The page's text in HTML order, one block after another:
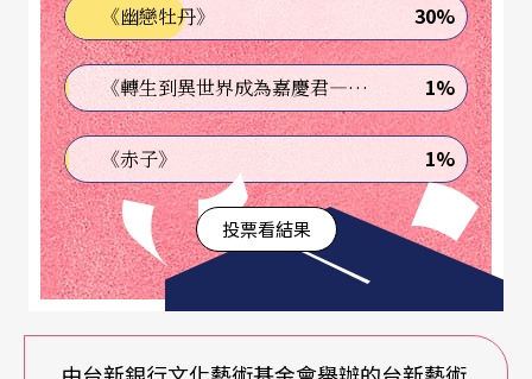
斯（Erik Davis）曾言：「倘若人類的歷史是一部關
於人類物種擺脫猿人成為天使，或者，如尼采所
言，是關於從野獸轉變成超人的故事。那麼，它也
應該是一則攸關人們變成機器的故事。這個人類的
宿命其實早已根植於近年來人類的進化史之中。
（註1）」在此科技現在進行式之中，一項極為顯著
的徵候（symptom）便是「界線的瓦解」——人類
與動物、人類與機器、自然與非自然、空間之間的
《幽戀牡丹》 30%
《轉生到異世界成為嘉慶君—發現我的祖先是詐騙集團!?》 1%
《赤子》 1%
投票看結果